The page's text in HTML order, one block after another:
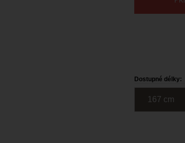
Dostupné délky:
167 cm